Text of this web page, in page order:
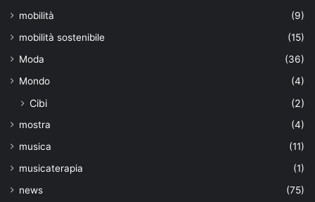
mobilità
(9)
mobilità sostenibile
(15)
Moda
(36)
Mondo
(4)
Cibi (2)
mostra
(4)
musica
(11)
musicaterapia
(1)
news
(75)